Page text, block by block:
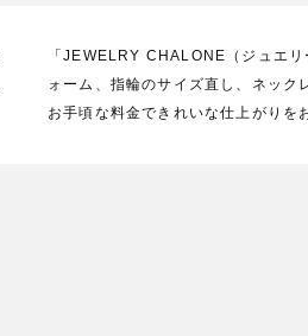
「JEWELRY CHALONE（ジュエ
ォーム、指輪のサイズ直し、ネック
お手頃な料金できれいな仕上がりを